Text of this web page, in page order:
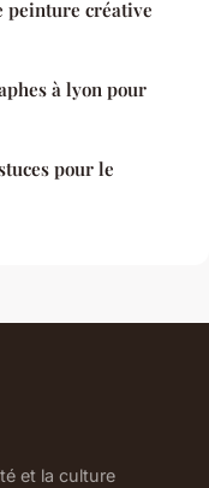
peinture créative
à lyon pour
pour le
et la culture